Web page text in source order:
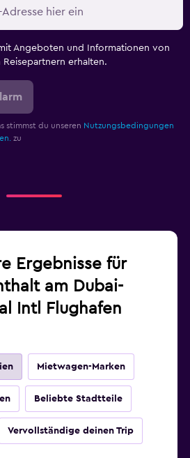
Angeboten und Informationen von
erhalten.
stimmst du unseren Nutzungsbedingungen
zu
Ergebnisse für
am Dubai-
Intl Flughafen
Mietwagen-Marken
Beliebte Stadtteile
Vervollständige deinen Trip